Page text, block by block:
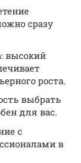
сразу
высокий
роста.
выбрать
для вас.
с
в